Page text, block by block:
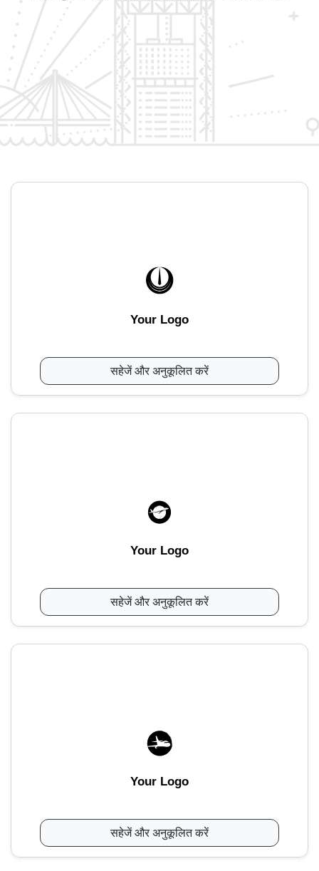
Your Logo
सहेजें और अनुकूलित करें
Your Logo
सहेजें और अनुकूलित करें
Your Logo
सहेजें और अनुकूलित करें